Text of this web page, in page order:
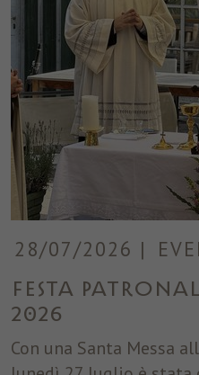
28/07/2026 |
Festa
2026
Con una Santa Messa